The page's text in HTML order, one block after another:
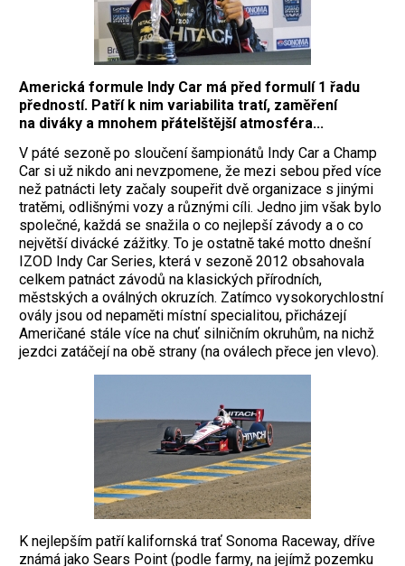
Americká formule Indy Car má před formulí 1 řadu
předností. Patří k nim variabilita tratí, zaměření
na diváky a mnohem přátelštější atmosféra...
V páté sezoně po slou­čení šampionátů Indy Car a Champ
Car si už nikdo ani nevzpomene, že mezi sebou před více
než patnácti lety začaly soupeřit dvě organizace s jinými
tratěmi, odlišnými vozy a různými cíli. Jedno jim však bylo
společné, každá se snažila o co nejlepší závody a o co
největší divácké zážitky. To je ostatně také motto dnešní
IZOD Indy Car Series, která v sezoně 2012 obsahovala
celkem patnáct závodů na klasických přírodních,
městských a oválných okruzích. Zatímco vysokorychlostní
ovály jsou od nepaměti místní specialitou, přicházejí
Američané stále více na chuť silničním okruhům, na nichž
jezdci zatáčejí na obě strany (na oválech přece jen vlevo).
K nejlepším patří kalifornská trať Sonoma Raceway, dříve
známá jako Sears Point (podle farmy, na jejímž pozemku